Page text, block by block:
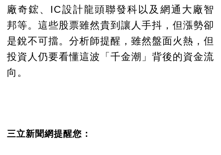
廠奇鋐、IC設計龍頭聯發科以及網通大廠智
邦等。這些股票雖然貴到讓人手抖，但漲勢卻
是銳不可擋。分析師提醒，雖然盤面火熱，但
投資人仍要看懂這波「千金潮」背後的資金流
向。
三立新聞網提醒您：